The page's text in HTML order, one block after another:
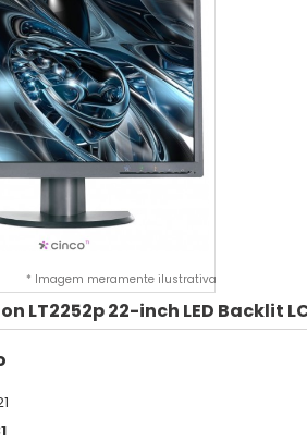
* Imagem meramente ilustrativa
LT2252p 22-inch LED Backlit